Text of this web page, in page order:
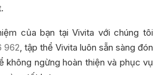
của bạn tại Vivita với chúng tôi
962 , tập thể Vivita luôn sẵn sàng đón
không ngừng hoàn thiện và phục vụ